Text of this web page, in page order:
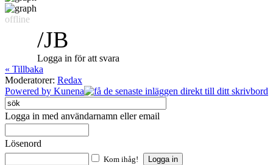
offline
/JB
Logga in för att svara
« Tillbaka
Moderatorer: Redax
Powered by Kunena
Logga in med användarnamn eller email
Lösenord
Kom ihåg!